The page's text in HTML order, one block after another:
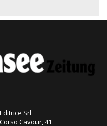
Srl
Cavour, 41